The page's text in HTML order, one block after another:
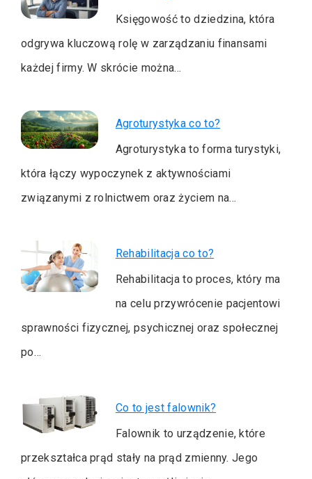
Księgowość to dziedzina, która
odgrywa kluczową rolę w zarządzaniu finansami
każdej firmy. W skrócie można…
Agroturystyka co to?
Agroturystyka to forma turystyki,
która łączy wypoczynek z aktywnościami
związanymi z rolnictwem oraz życiem na…
Rehabilitacja co to?
Rehabilitacja to proces, który ma
na celu przywrócenie pacjentowi
sprawności fizycznej, psychicznej oraz społecznej
po…
Co to jest falownik?
Falownik to urządzenie, które
przekształca prąd stały na prąd zmienny. Jego